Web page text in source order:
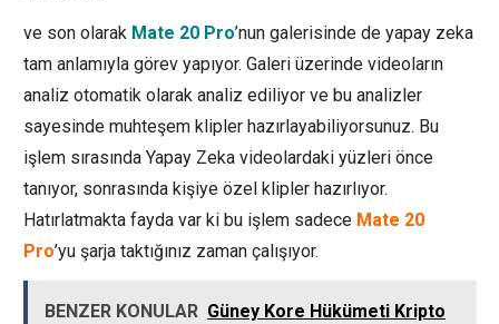
ve son olarak Mate 20 Pro’nun galerisinde de yapay zeka
tam anlamıyla görev yapıyor. Galeri üzerinde videoların
analiz otomatik olarak analiz ediliyor ve bu analizler
sayesinde muhteşem klipler hazırlayabiliyorsunuz. Bu
işlem sırasında Yapay Zeka videolardaki yüzleri önce
tanıyor, sonrasında kişiye özel klipler hazırlıyor.
Hatırlatmakta fayda var ki bu işlem sadece Mate 20
Pro’yu şarja taktığınız zaman çalışıyor.
BENZER KONULAR Güney Kore Hükümeti Kripto